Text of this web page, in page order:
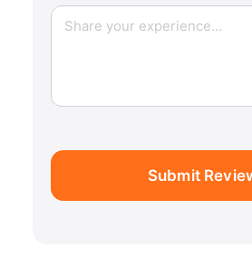
Submit